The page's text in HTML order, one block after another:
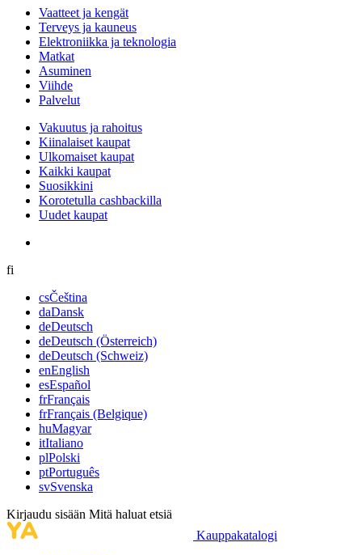
Vaatteet ja kengät
Terveys ja kauneus
Elektroniikka ja teknologia
Matkat
Asuminen
Viihde
Palvelut
Vakuutus ja rahoitus
Kiinalaiset kaupat
Ulkomaiset kaupat
Kaikki kaupat
Suosikkini
Korotetulla cashbackilla
Uudet kaupat
fi
csČeština
daDansk
deDeutsch
deDeutsch (Österreich)
deDeutsch (Schweiz)
enEnglish
esEspañol
frFrançais
frFrançais (Belgique)
huMagyar
itItaliano
plPolski
ptPortuguês
svSvenska
Kirjaudu sisään Mitä haluat etsiä
Kauppakatalogi